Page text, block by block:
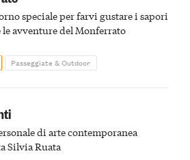
speciale per farvi gustare i sapori
le avventure del Monferrato
Passeggiate & Outdoor
di arte contemporanea
Silvia Ruata